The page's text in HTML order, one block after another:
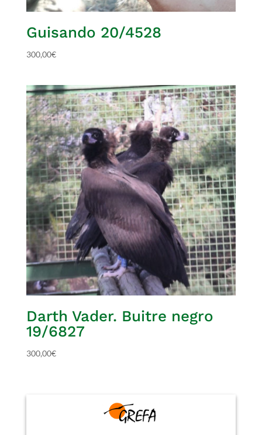
Guisando 20/4528
300,00€
Darth Vader. Buitre negro
19/6827
300,00€